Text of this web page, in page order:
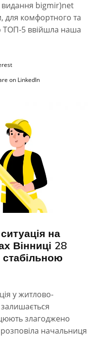
видання bigmir)net
для комфортного та
ТОП-5 ввійшла наша
на
Вінниці 28
у житлово-
злагоджено
начальниця